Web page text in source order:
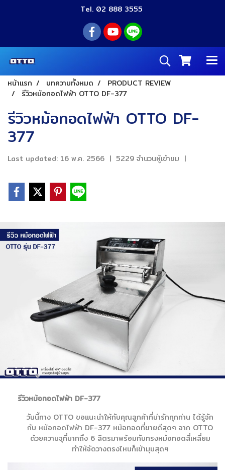
Tel. 02 888 3555
หน้าแรก บทความทั้งหมด
PRODUCT REVIEW
รีวิวหม้อทอดไฟฟ้า OTTO DF-377
รีวิวหม้อทอดไฟฟ้า OTTO DF-
377
Last updated: 16 พ.ค. 2566 | 5229 จำนวนผู้เข้าชม |
รีวิวหม้อทอดไฟฟ้า DF-377
วันนี้ทาง OTTO ขอแนะนำให้กับคุณลูกค้าที่น่ารักทุกท่าน ได้รู้จัก
กับ หม้อทอดไฟฟ้า DF-377 หม้อทอดที่ขายดีสุดๆ จาก OTTO
ด้วยความจุที่มากถึง 6 ลิตรมาพร้อมกับทรงหม้อทอดสี่เหลี่ยม
ทำให้จัดวางตรงไหนก็เข้ามุมสุดๆ